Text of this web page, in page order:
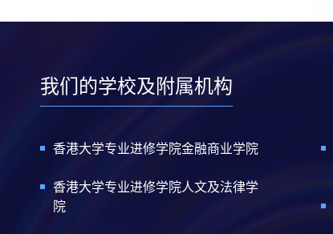
我们的学校及附属机构
香港大学专业进修学院金融商业学院
香港大学专业进修学院人文及法律学
院